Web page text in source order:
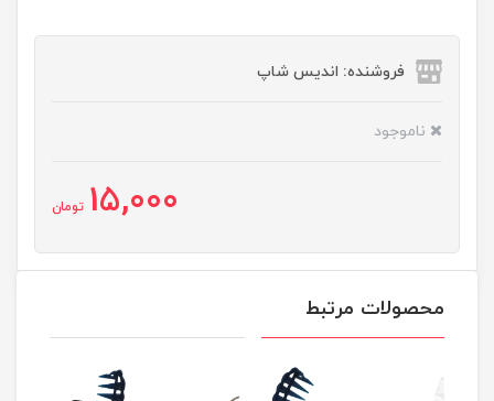
فروشنده: اندیس شاپ
ناموجود
15,000 تومان
محصولات مرتبط